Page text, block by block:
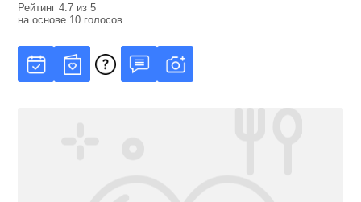
Рейтинг4.7 из5
на основе 10 голосов